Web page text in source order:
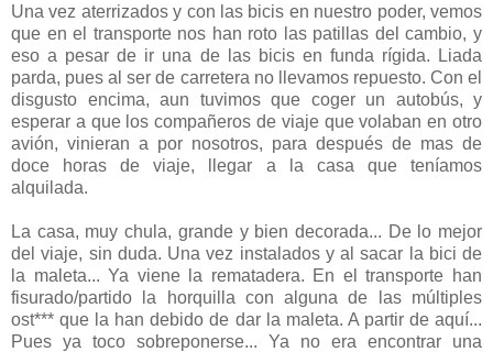
Una vez aterrizados y con las bicis en nuestro poder, vemos
que en el transporte nos han roto las patillas del cambio, y
eso a pesar de ir una de las bicis en funda rígida. Liada
parda, pues al ser de carretera no llevamos repuesto. Con el
disgusto encima, aun tuvimos que coger un autobús, y
esperar a que los compañeros de viaje que volaban en otro
avión, vinieran a por nosotros, para después de mas de
doce horas de viaje, llegar a la casa que teníamos
alquilada.
La casa, muy chula, grande y bien decorada... De lo mejor
del viaje, sin duda. Una vez instalados y al sacar la bici de
la maleta... Ya viene la rematadera. En el transporte han
fisurado/partido la horquilla con alguna de las múltiples
ost*** que la han debido de dar la maleta. A partir de aquí...
Pues ya toco sobreponerse... Ya no era encontrar una